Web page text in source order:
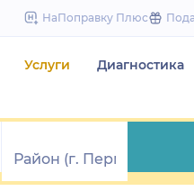
НаПоправку Плюс
Услуги Диагностика